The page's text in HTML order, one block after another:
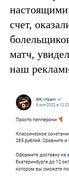
счет,
матч,
наш